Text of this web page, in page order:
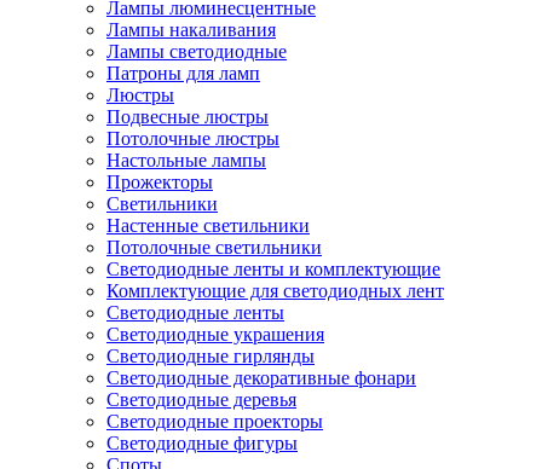
Лампы люминесцентные
Лампы накаливания
Лампы светодиодные
Патроны для ламп
Люстры
Подвесные люстры
Потолочные люстры
Настольные лампы
Прожекторы
Светильники
Настенные светильники
Потолочные светильники
Светодиодные ленты и комплектующие
Комплектующие для светодиодных лент
Светодиодные ленты
Светодиодные украшения
Светодиодные гирлянды
Светодиодные декоративные фонари
Светодиодные деревья
Светодиодные проекторы
Светодиодные фигуры
Споты